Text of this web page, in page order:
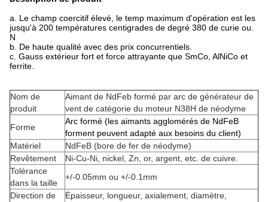
a. Le champ coercitif élevé, le temp maximum d'opération est les
jusqu'à 200 températures centigrades de degré 380 de curie ou.
N
b. De haute qualité avec des prix concurrentiels.
c. Gauss extérieur fort et force attrayante que SmCo, AlNiCo et
ferrite.
Nom de
produit
Aimant de NdFeb formé par arc de générateur de
vent de catégorie du moteur N38H de néodyme
Forme
Arc formé (les aimants agglomérés de NdFeB
forment peuvent adapté aux besoins du client)
Matériel
NdFeB (bore de fer de néodyme)
Revêtement
Ni-Cu-Ni, nickel, Zn, or, argent, etc. de cuivre.
Tolérance
dans la taille
+/-0.05mm ou +/-0.1mm
Direction de
Épaisseur, longueur, axialement, diamètre,